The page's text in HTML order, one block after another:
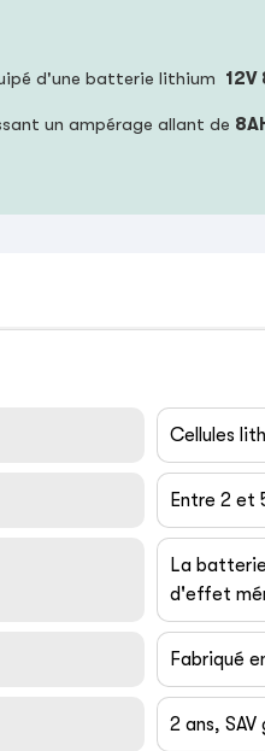
d'une batterie lithium 12V
un ampérage allant de
Cellules
Entre 2 et
La
d'effet
Fabriqué
2 ans,